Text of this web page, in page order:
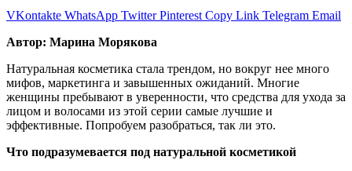
VKontakte WhatsApp Twitter Pinterest Copy Link Telegram Email
Автор: Марина Морякова
Натуральная косметика стала трендом, но вокруг нее много
мифов, маркетинга и завышенных ожиданий. Многие
женщины пребывают в уверенности, что средства для ухода за
лицом и волосами из этой серии самые лучшие и
эффективные. Попробуем разобраться, так ли это.
Что подразумевается под натуральной косметикой